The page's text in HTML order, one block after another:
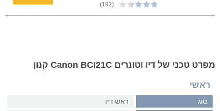
(192)
מפרט טכני של דיו וטונרים Canon BCI21C קנון
ראשי
סוג
ראש דיו